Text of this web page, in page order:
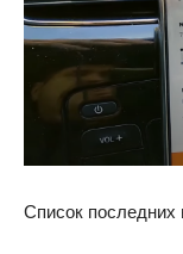
Список последних